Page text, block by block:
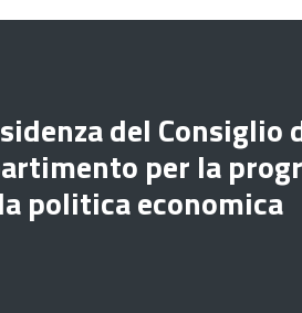
del
per la
politica economica